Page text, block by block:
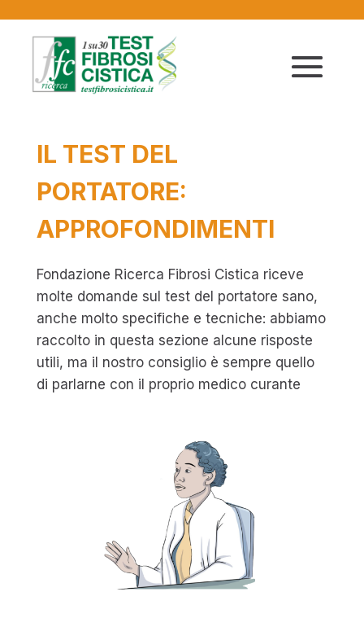
IL TEST DEL
PORTATORE:
APPROFONDIMENTI
Fondazione Ricerca Fibrosi Cistica riceve
molte domande sul test del portatore sano,
anche molto specifiche e tecniche: abbiamo
raccolto in questa sezione alcune risposte
utili, ma il nostro consiglio è sempre quello
di parlarne con il proprio medico curante